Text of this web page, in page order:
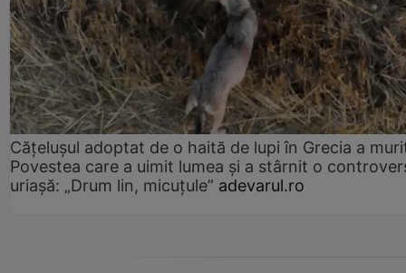
Cățelușul adoptat de o haită de lupi în Grecia a
Povestea care a uimit lumea și a stârnit o
uriașă: „Drum lin, micuțule” adevarul.ro